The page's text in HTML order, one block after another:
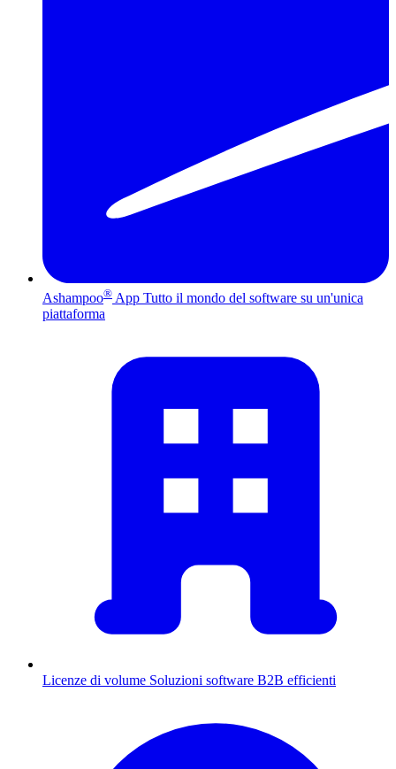
Ashampoo® App Tutto il mondo del software su un'unica
piattaforma
Licenze di volume Soluzioni software B2B efficienti